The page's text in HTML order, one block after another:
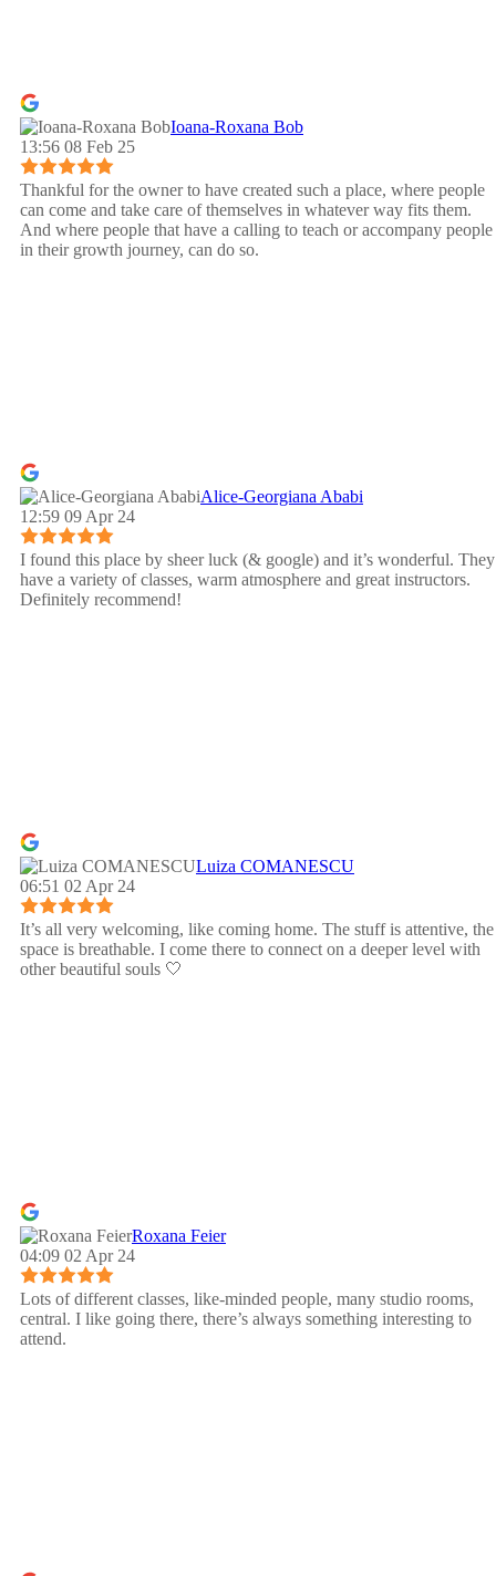
Ioana-Roxana Bob
13:56 08 Feb 25
Thankful for the owner to have created such a place, where people
can come and take care of themselves in whatever way fits them.
And where people that have a calling to teach or accompany people
in their growth journey, can do so.
Alice-Georgiana Ababi
12:59 09 Apr 24
I found this place by sheer luck (& google) and it’s wonderful. They
have a variety of classes, warm atmosphere and great instructors.
Definitely recommend!
Luiza COMANESCU
06:51 02 Apr 24
It’s all very welcoming, like coming home. The stuff is attentive, the
space is breathable. I come there to connect on a deeper level with
other beautiful souls 🤍
Roxana Feier
04:09 02 Apr 24
Lots of different classes, like-minded people, many studio rooms,
central. I like going there, there’s always something interesting to
attend.